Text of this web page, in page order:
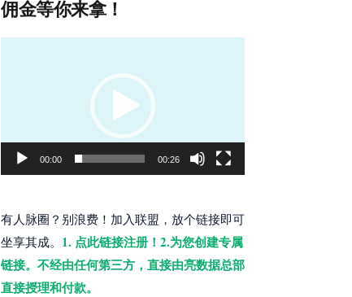
佣金等你来拿！
器
00:00 00:26
有人脉圈？别浪费！加入联盟，放个链接即可
坐享其成。 1. 点此链接注册！2.为您创建专属
链接。不经由任何第三方，直接由亮数据总部
直接授理和付款。